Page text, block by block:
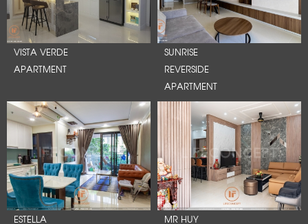
VISTA VERDE
APARTMENT
SUNRISE
REVERSIDE
APARTMENT
ESTELLA
MR HUY